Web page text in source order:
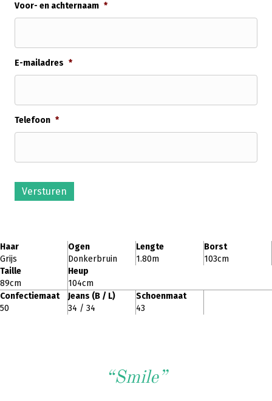
Voor- en achternaam *
E-mailadres *
Telefoon *
Versturen
Haar
Grijs
Ogen
Donkerbruin
Lengte
1.80m
Borst
103cm
Taille
89cm
Heup
104cm
Confectiemaat
50
Jeans (B / L)
34 / 34
Schoenmaat
43
“Smile”